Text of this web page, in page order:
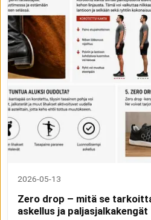
2026-05-13
Zero drop – mitä se
askellus ja paljasjalkakengät